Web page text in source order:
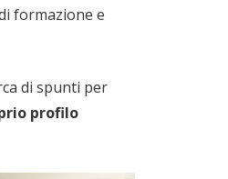
formazione e
di spunti per
profilo